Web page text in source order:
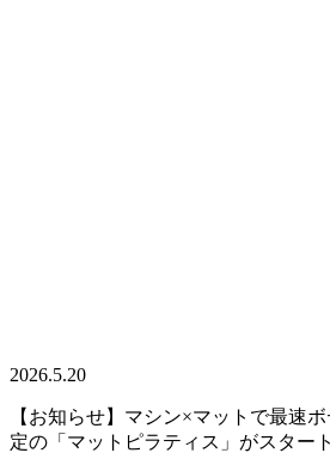
2026.5.20
【お知らせ】マシン×マットで最速
定の「マットピラティス」がスター